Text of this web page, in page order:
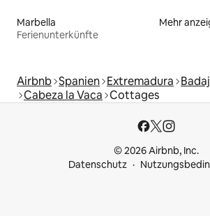
Marbella
Ferienunterkünfte
Mehr
Airbnb Spanien Extremadura
Cabeza la Vaca Cottages
© 2026 Airbnb, Inc.
Datenschutz